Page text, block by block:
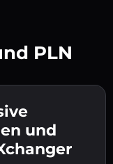
ein 👉 fahre
mit dem
Krypto oder
PLN
und